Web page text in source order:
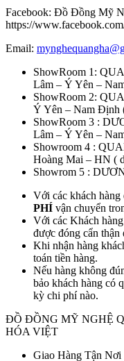
Facebook: Đồ Đồng Mỹ
https://
Email:
ShowRoom 1:
Lâm – Ý Yên –
ShowRoom 2:
Ý Yên – Nam Định
ShowRoom 3 :
Lâm – Ý Yên –
Showroom 4 :
Hoàng Mai – HN (
Showrom 5 :
Với các khách
PHÍ vận chuyển
Với các Khách
được đóng cẩn thận
Khi nhận hàng
toán tiền hàng.
Nếu hàng không
bảo khách hàng có
kỳ chi phí nào.
ĐỒ ĐỒNG MỸ NGHỆ
HÓA VIỆT
Giao Hàng Tận Nơi